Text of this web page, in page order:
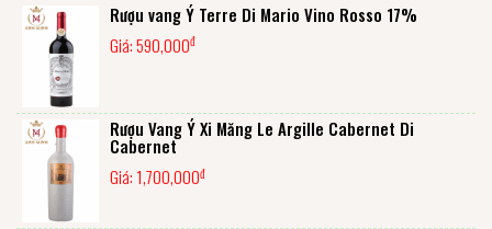
Rượu vang Ý Terre Di Mario Vino Rosso 17%
Giá:590,000đ
Rượu Vang Ý Xi Măng Le Argille Cabernet Di
Cabernet
Giá: 1,700,000đ